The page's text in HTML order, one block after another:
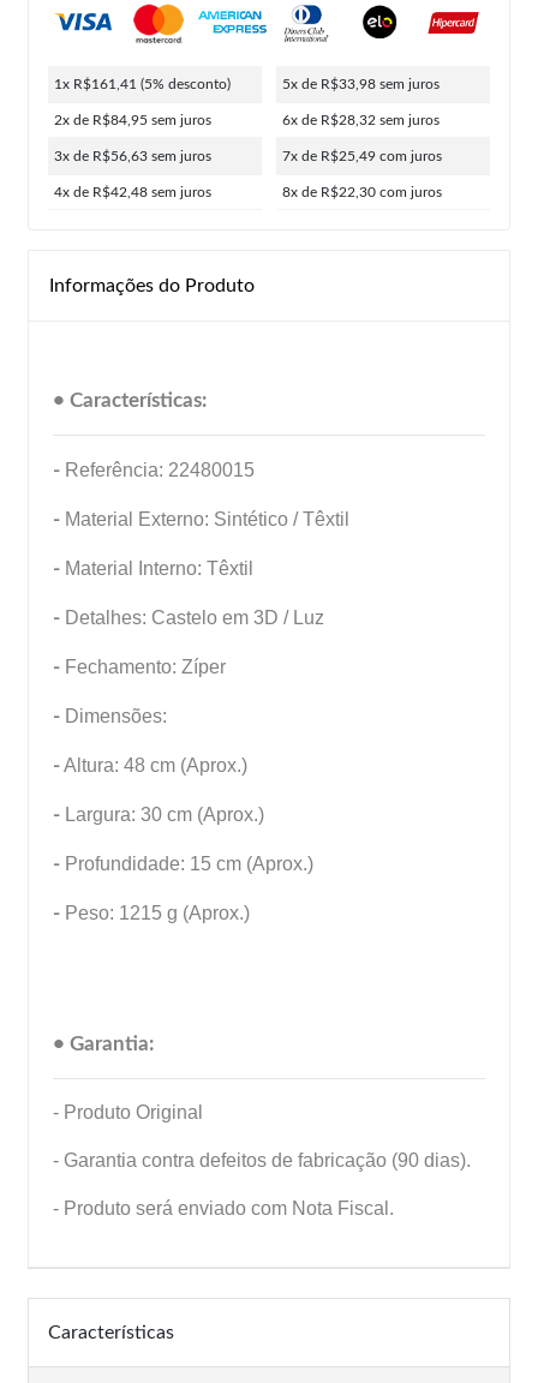
1x R$161,41 (5% desconto)
2x de R$84,95 sem juros
3x de R$56,63 sem juros
4x de R$42,48 sem juros
5x de R$33,98 sem juros
6x de R$28,32 sem juros
7x de R$25,49 com juros
8x de R$22,30 com juros
Informações do Produto
• Características:
- Referência: 22480015
- Material Externo: Sintético / Têxtil
- Material Interno: Têxtil
- Detalhes: Castelo em 3D / Luz
- Fechamento: Zíper
- Dimensões:
-Altura: 48 cm (Aprox.)
- Largura: 30 cm (Aprox.)
- Profundidade: 15 cm (Aprox.)
- Peso: 1215 g (Aprox.)
• Garantia:
- Produto Original
- Garantia contra defeitos de fabricação (90 dias).
- Produto será enviado com Nota Fiscal.
Características